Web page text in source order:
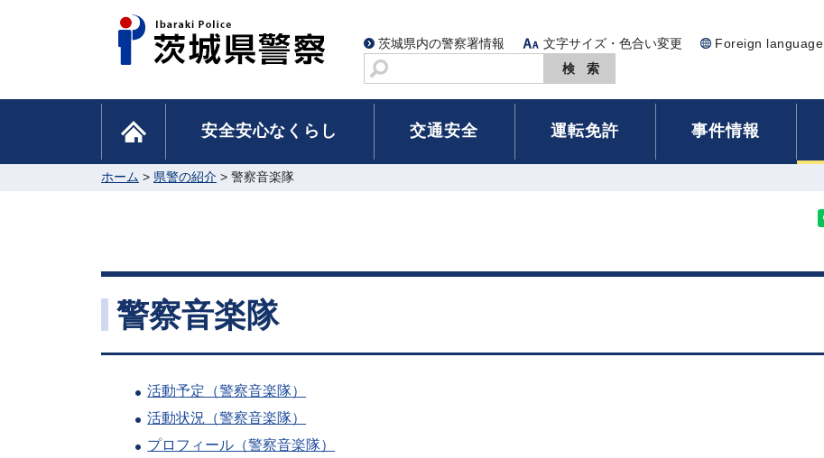
茨城県内の警察署情報 文字サイズ・色合い変更
Foreign language
サ
索
home 安全安心なくらし 交通安全 運転免許 事件情報
ホーム > 県警の紹介 > 警察音楽隊
警察音楽隊
活動予定（警察音楽隊）
活動状況（警察音楽隊）
プロフィール（警察音楽隊）